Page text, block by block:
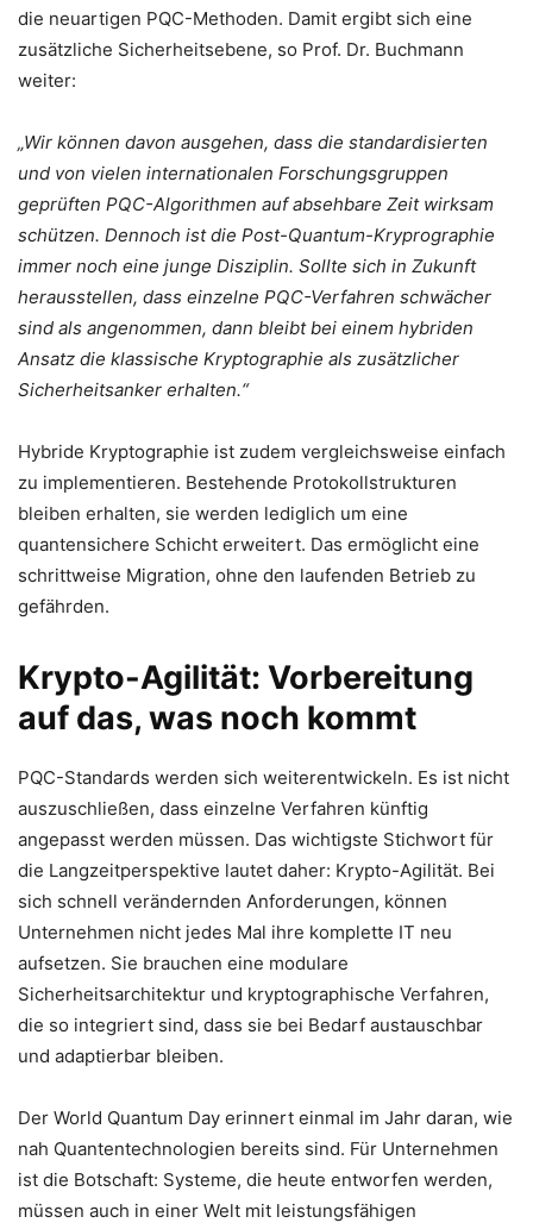
die neuartigen PQC-Methoden. Damit ergibt sich eine
zusätzliche Sicherheitsebene, so Prof. Dr. Buchmann
weiter:
„Wir können davon ausgehen, dass die standardisierten
und von vielen internationalen Forschungsgruppen
geprüften PQC-Algorithmen auf absehbare Zeit wirksam
schützen. Dennoch ist die Post-Quantum-Kryprographie
immer noch eine junge Disziplin. Sollte sich in Zukunft
herausstellen, dass einzelne PQC-Verfahren schwächer
sind als angenommen, dann bleibt bei einem hybriden
Ansatz die klassische Kryptographie als zusätzlicher
Sicherheitsanker erhalten.“
Hybride Kryptographie ist zudem vergleichsweise einfach
zu implementieren. Bestehende Protokollstrukturen
bleiben erhalten, sie werden lediglich um eine
quantensichere Schicht erweitert. Das ermöglicht eine
schrittweise Migration, ohne den laufenden Betrieb zu
gefährden.
Krypto-Agilität: Vorbereitung
auf das, was noch kommt
PQC-Standards werden sich weiterentwickeln. Es ist nicht
auszuschließen, dass einzelne Verfahren künftig
angepasst werden müssen. Das wichtigste Stichwort für
die Langzeitperspektive lautet daher: Krypto-Agilität. Bei
sich schnell verändernden Anforderungen, können
Unternehmen nicht jedes Mal ihre komplette IT neu
aufsetzen. Sie brauchen eine modulare
Sicherheitsarchitektur und kryptographische Verfahren,
die so integriert sind, dass sie bei Bedarf austauschbar
und adaptierbar bleiben.
Der World Quantum Day erinnert einmal im Jahr daran, wie
nah Quantentechnologien bereits sind. Für Unternehmen
ist die Botschaft: Systeme, die heute entworfen werden,
müssen auch in einer Welt mit leistungsfähigen